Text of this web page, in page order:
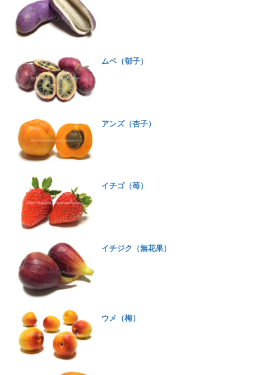
ムベ（郁子）
アンズ（杏子）
イチゴ（苺）
イチジク（無花果）
ウメ（梅）